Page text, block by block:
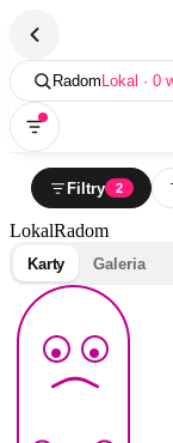
Radom Lokal · 0
Filtry 2
LokalRadom
Karty Galeria